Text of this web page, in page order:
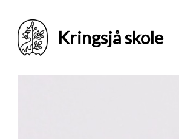
Kringsjå skole